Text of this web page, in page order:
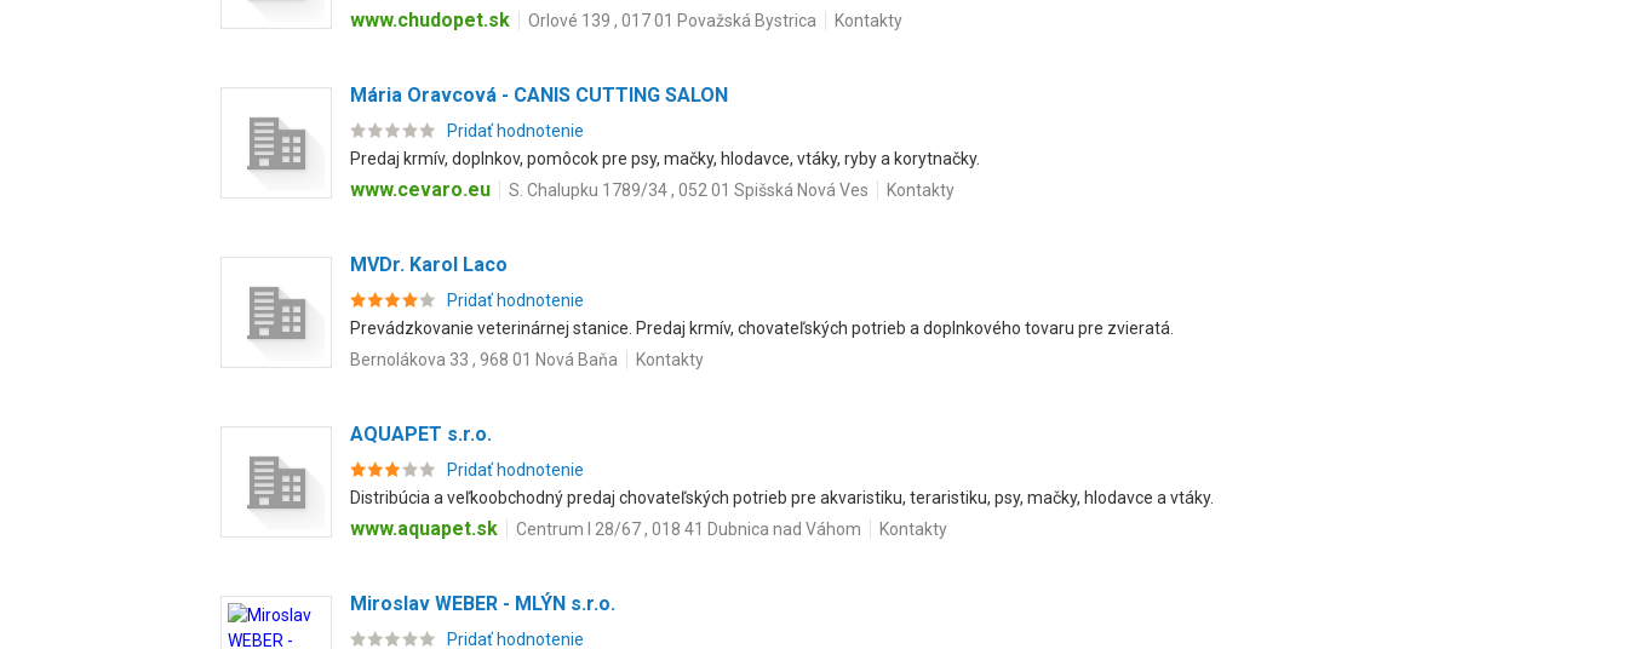
www.chudopet.sk Orlové 139 , 017 01 Považská Bystrica Kontakty
Mária Oravcová - CANIS CUTTING SALON
Pridať hodnotenie
Predaj krmív, doplnkov, pomôcok pre psy, mačky, hlodavce, vtáky, ryby a korytnačky.
www.cevaro.eu S. Chalupku 1789/34 , 052 01 Spišská Nová Ves Kontakty
MVDr. Karol Laco
Pridať hodnotenie
Prevádzkovanie veterinárnej stanice. Predaj krmív, chovateľských potrieb a doplnkového tovaru pre zvieratá.
Bernolákova 33 , 968 01 Nová Baňa
Kontakty
AQUAPET s.r.o.
Pridať hodnotenie
Distribúcia a veľkoobchodný predaj chovateľských potrieb pre akvaristiku, teraristiku, psy, mačky, hlodavce a vtáky.
www.aquapet.sk Centrum I 28/67 , 018 41 Dubnica nad Váhom Kontakty
Miroslav WEBER - MLÝN s.r.o.
Pridať hodnotenie